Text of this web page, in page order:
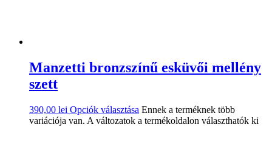
Manzetti bronzszínű esküvői mellény
szett
390,00 lei Opciók választása Ennek a terméknek több
variációja van. A változatok a termékoldalon választhatók ki